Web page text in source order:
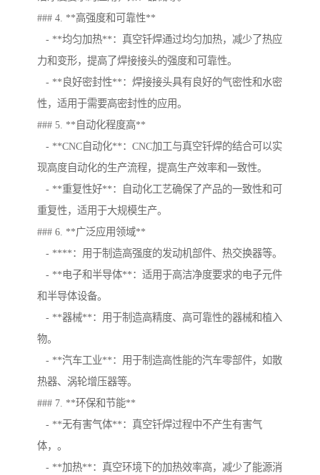
### 4. **高强度和可靠性**
- **均匀加热**：真空钎焊通过均匀加热，减少了热应
力和变形，提高了焊接接头的强度和可靠性。
- **良好密封性**：焊接接头具有良好的气密性和水密
性，适用于需要高密封性的应用。
### 5. **自动化程度高**
- **CNC自动化**：CNC加工与真空钎焊的结合可以实
现高度自动化的生产流程，提高生产效率和一致性。
- **重复性好**：自动化工艺确保了产品的一致性和可
重复性，适用于大规模生产。
### 6. **广泛应用领域**
- ****：用于制造高强度的发动机部件、热交换器等。
- **电子和半导体**：适用于高洁净度要求的电子元件
和半导体设备。
- **器械**：用于制造高精度、高可靠性的器械和植入
物。
- **汽车工业**：用于制造高性能的汽车零部件，如散
热器、涡轮增压器等。
### 7. **环保和节能**
- **无有害气体**：真空钎焊过程中不产生有害气
体，。
- **加热**：真空环境下的加热效率高，减少了能源消